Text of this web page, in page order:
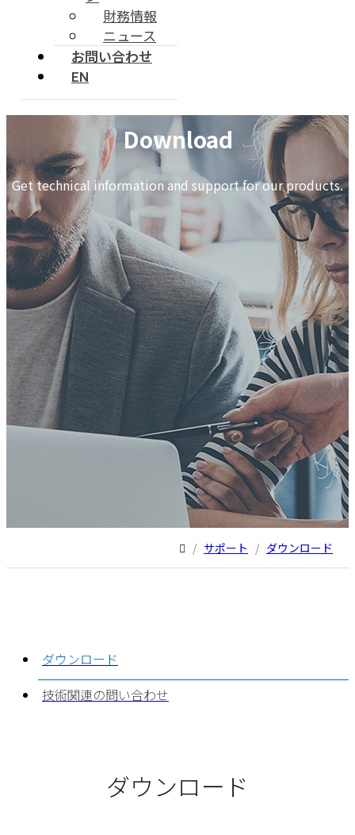
財務情報
ニュース
お問い合わせ
EN
Download
Get technical information and support for our products.
/ サポート / ダウンロード
ダウンロード
技術関連の問い合わせ
ダウンロード